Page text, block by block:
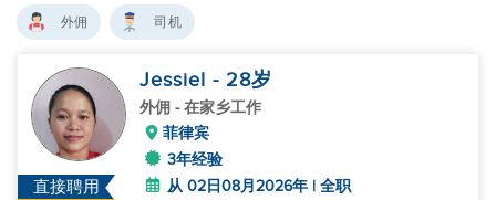
外佣 司机
直接聘用
Jessiel - 28岁
外佣 - 在家乡工作
菲律宾
3年经验
从 02日08月2026年 | 全职